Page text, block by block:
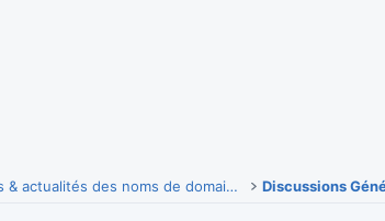
Discussions & actualités des noms de domaine